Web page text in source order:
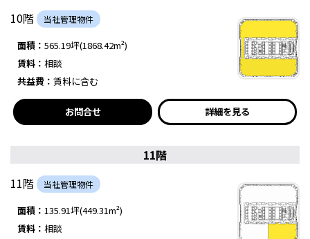
10階
当社管理物件
面積： 565.19坪(1868.42m²)
賃料： 相談
共益費： 賃料に含む
お問合せ 詳細を見る
11階
11階
当社管理物件
面積： 135.91坪(449.31m²)
賃料： 相談